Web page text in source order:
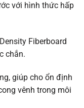
với hình thức hấp
Fiberboard
chắn.
giúp cho ổn định
vênh trong môi